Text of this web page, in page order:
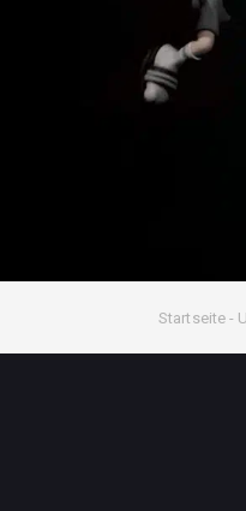
Startseite -